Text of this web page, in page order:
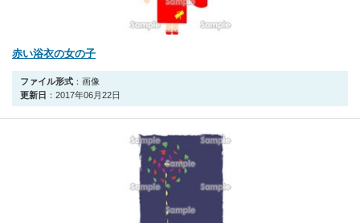
赤い浴衣の女の子
ファイル形式 ：画像
更新日 ：2017年06月22日